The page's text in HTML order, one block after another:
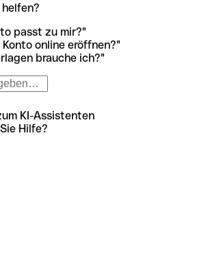
passt zu mir?"
Konto online eröffnen?"
brauche ich?"
KI-Assistenten
Hilfe?